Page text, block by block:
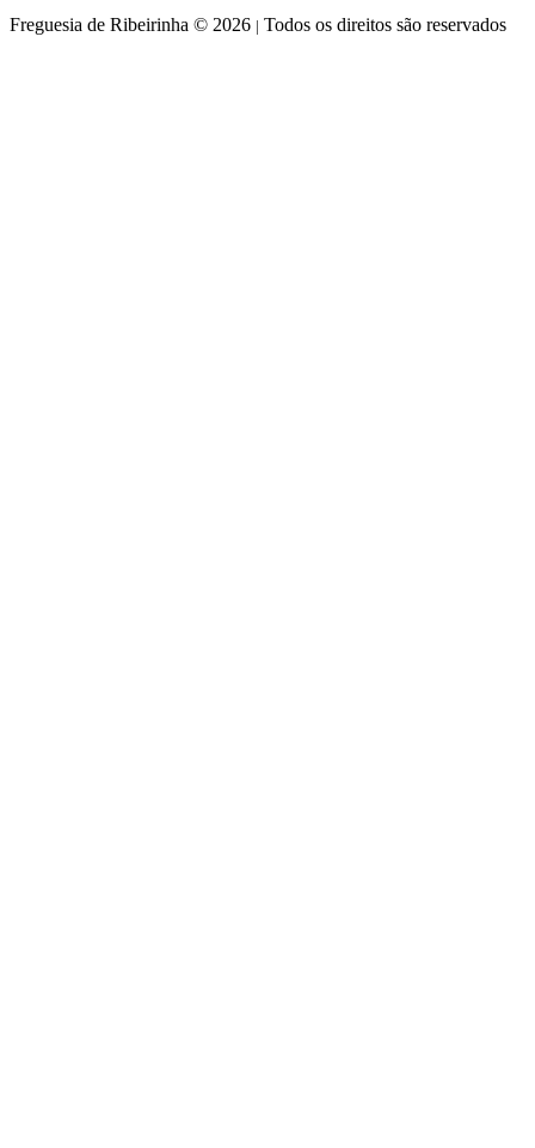
Freguesia de Ribeirinha © 2026 | Todos os direitos são reservados